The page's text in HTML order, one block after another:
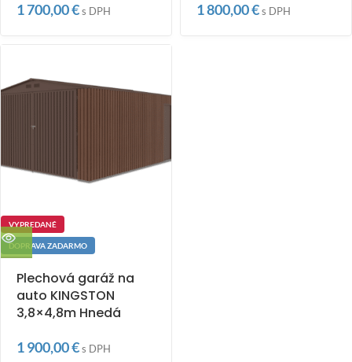
1 700,00€s DPH 1 800,00€s DPH
VYPREDANÉ
DOPRAVA ZADARMO
Plechová garáž na
auto KINGSTON
3,8×4,8m Hnedá
1 900,00€s DPH